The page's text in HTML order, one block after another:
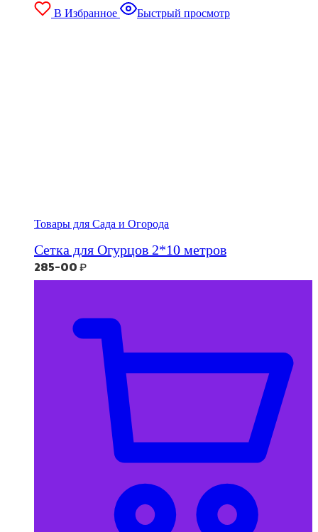
В Избранное
Быстрый просмотр
Товары для Сада и Огорода
Сетка для Огурцов 2*10 метров
285-00₽